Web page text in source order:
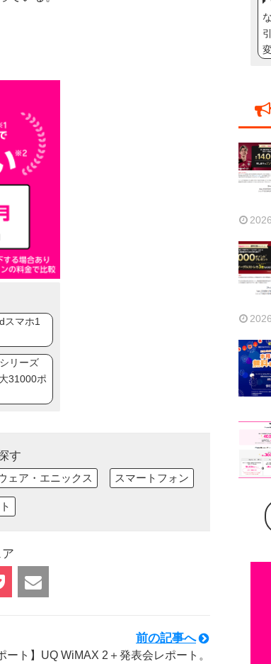
スマホ1
リーズ
31000ポ
す
ェア・エニックス スマートフォン
前の記事へ
ート】UQ WiMAX 2＋発表会レポート。